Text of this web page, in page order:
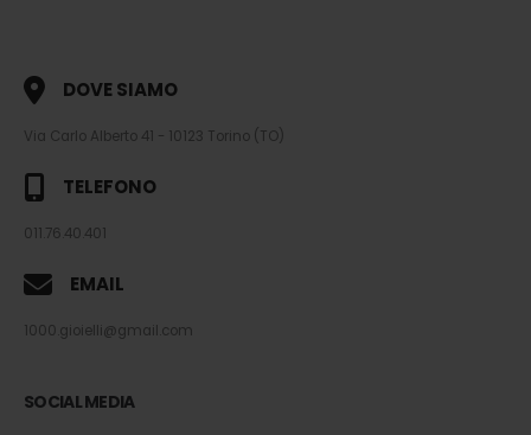
DOVE SIAMO
Via Carlo Alberto 41 - 10123 Torino (TO)
TELEFONO
011.76.40.401
EMAIL
1000.gioielli@gmail.com
SOCIAL MEDIA